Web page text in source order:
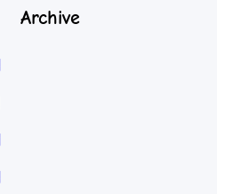
Archive